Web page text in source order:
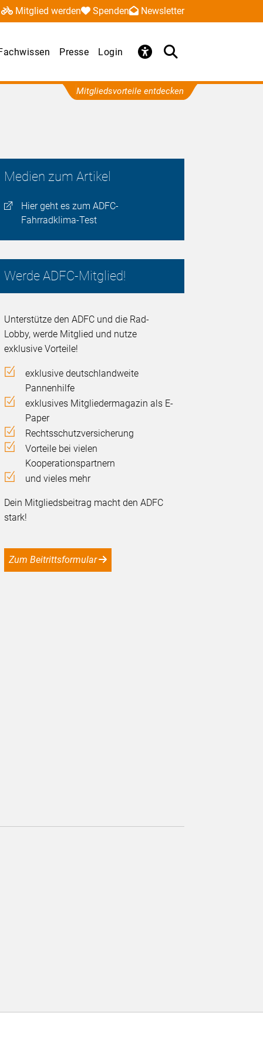
Mitglied werden Spenden Newsletter
Presse Login
Mitgliedsvorteile entdecken
Medien zum Artikel
Hier geht es zum ADFC-
Fahrradklima-Test
Werde ADFC-Mitglied!
Unterstütze den ADFC und die Rad-
Lobby, werde Mitglied und nutze
exklusive Vorteile!
exklusive deutschlandweite
Pannenhilfe
exklusives Mitgliedermagazin als E-
Paper
Rechtsschutzversicherung
Vorteile bei vielen
Kooperationspartnern
und vieles mehr
Dein Mitgliedsbeitrag macht den ADFC
stark!
Zum Beitrittsformular